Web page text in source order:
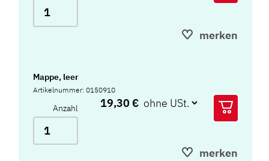
merken
Mappe, leer
Artikelnummer: 0150910
Anzahl 19,30 €
merken